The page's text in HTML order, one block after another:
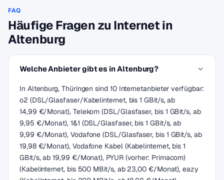
FAQ
Häufige Fragen zu Internet in
Altenburg
Welche Anbieter gibt es in Altenburg?
In Altenburg, Thüringen sind 10 Internetanbieter verfügbar:
o2 (DSL/Glasfaser/Kabelinternet, bis 1 GBit/s, ab
14,99 €/Monat), Telekom (DSL/Glasfaser, bis 1 GBit/s, ab
9,95 €/Monat), 1&1 (DSL/Glasfaser, bis 1 GBit/s, ab
9,99 €/Monat), Vodafone (DSL/Glasfaser, bis 1 GBit/s, ab
19,98 €/Monat), Vodafone Kabel (Kabelinternet, bis 1
GBit/s, ab 19,99 €/Monat), PYUR (vorher: Primacom)
(Kabelinternet, bis 500 MBit/s, ab 23,00 €/Monat), eazy